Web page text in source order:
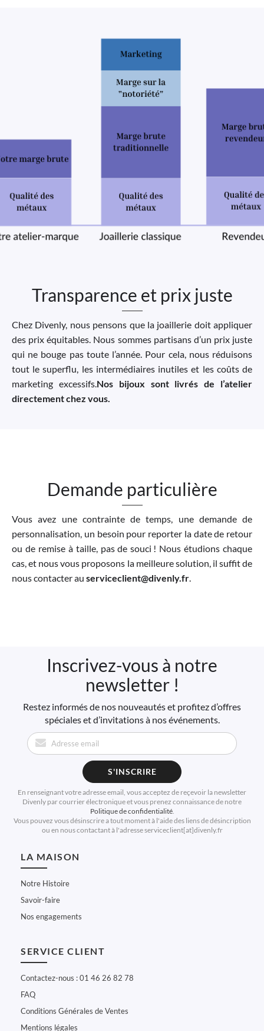
Transparence et prix juste
Chez Divenly, nous pensons que la joaillerie doit appliquer
des prix équitables. Nous sommes partisans d’un prix juste
qui ne bouge pas toute l’année. Pour cela, nous réduisons
tout le superflu, les intermédiaires inutiles et les coûts de
marketing excessifs. Nos bijoux sont livrés de l’atelier
directement chez vous.
Demande particulière
Vous avez une contrainte de temps, une demande de
personnalisation, un besoin pour reporter la date de retour
ou de remise à taille, pas de souci ! Nous étudions chaque
cas, et nous vous proposons la meilleure solution, il suffit de
nous contacter au serviceclient@divenly.fr.
Inscrivez-vous à notre
newsletter !
Restez informés de nos nouveautés et profitez d’offres
spéciales et d’invitations à nos événements.
S'INSCRIRE
En renseignant votre adresse email, vous acceptez de reçevoir la newsletter
Divenly par courrier électronique et vous prenez connaissance de notre
Politique de confidentialité.
Vous pouvez vous désinscrire a tout moment à l'aide des liens de désincription
ou en nous contactant à l'adresse serviceclient[at]divenly.fr
LA MAISON
Notre Histoire
Savoir-faire
Nos engagements
SERVICE CLIENT
Contactez-nous : 01 46 26 82 78
FAQ
Conditions Générales de Ventes
Mentions légales